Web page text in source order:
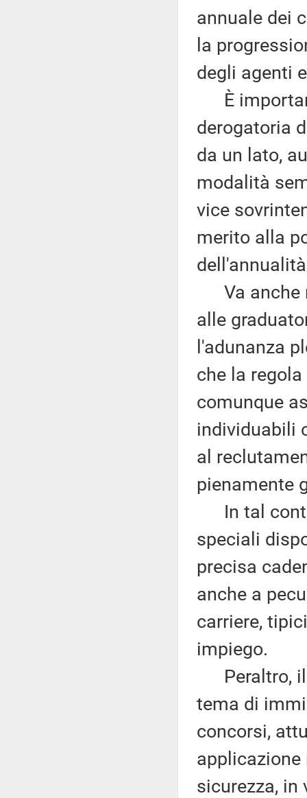
annuale dei
la
degli agenti
È
derogatoria
da un lato,
modalità
vice
merito alla
Va anche
alle
l'adunanza
che la
comunque
individuabili
al
pienamente
In tal
speciali
precisa
anche a
carriere,
impiego.
Peraltro, il
tema di
concorsi,
sicurezza,